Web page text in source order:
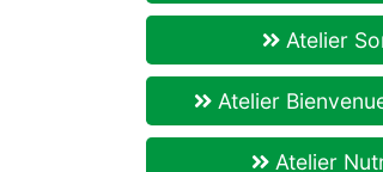
Atelier
Atelier
Atelier